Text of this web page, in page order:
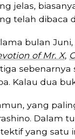
jelas,
telah dibaca
bulan
of Mr. X,
sebenarnya
Kalau dua
yang
Dalam
yang satu